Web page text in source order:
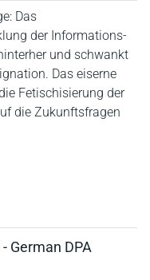
Das
der Informations-
und schwankt
Das eiserne
Fetischisierung der
die Zukunftsfragen
German DPA